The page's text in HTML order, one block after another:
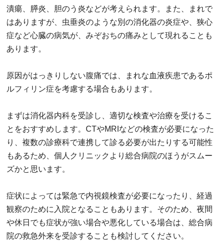
潰瘍、膵炎、胆のう炎などが考えられます。また、まれで
はありますが、虫垂炎のような別の消化器の炎症や、狭心
症など心臓の病気が、みぞおちの痛みとして現れることも
あります。
原因がはっきりしない腹痛では、まれな血液疾患であるポ
ルフィリン症を考慮する場合もあります。
まずは消化器内科を受診し、適切な検査や治療を受けるこ
とをおすすめします。CTやMRIなどの検査が必要になった
り、複数の診療科で連携して診る必要が出たりする可能性
もあるため、個人クリニックより総合病院のほうがスムー
ズかと思います。
症状によっては緊急で内視鏡検査が必要になったり、経過
観察のために入院となることもあります。そのため、夜間
や休日でも症状が強い場合や悪化している場合は、総合病
院の救急外来を受診することも検討してください。